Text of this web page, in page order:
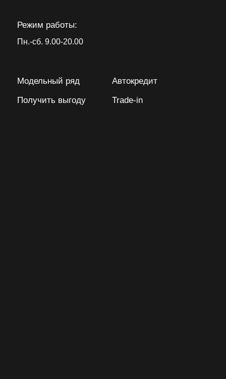
Trade-in
Автокредит
Получить выгоду
Модельный ряд
Режим работы:
Пн.-сб. 9.00-20.00